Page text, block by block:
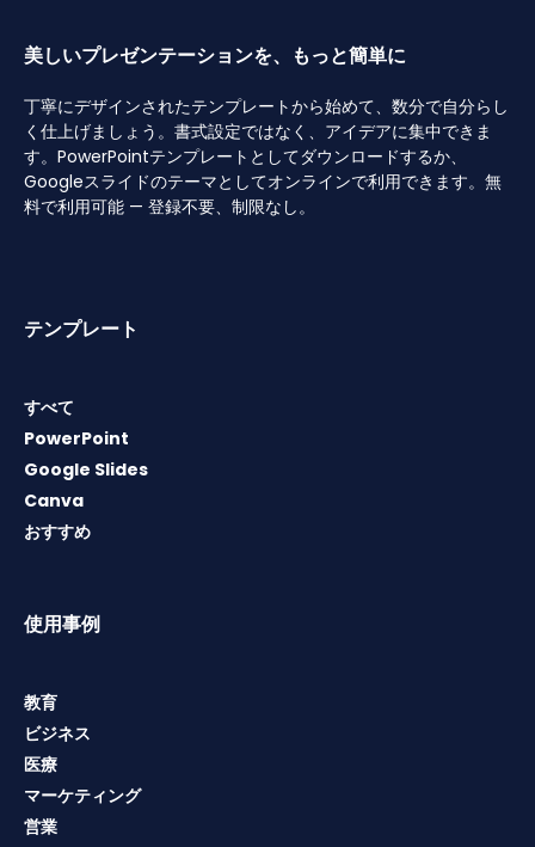
美しいプレゼンテーションを、もっと簡単に
丁寧にデザインされたテンプレートから始めて、数分で自分らし
く仕上げましょう。書式設定ではなく、アイデアに集中できま
す。PowerPointテンプレートとしてダウンロードするか、
Googleスライドのテーマとしてオンラインで利用できます。無
料で利用可能 — 登録不要、制限なし。
テンプレート
すべて
PowerPoint
Google Slides
Canva
おすすめ
使用事例
教育
ビジネス
医療
マーケティング
営業